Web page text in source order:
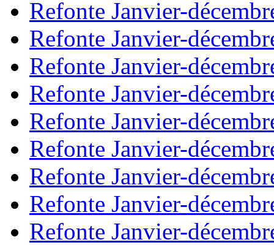
Refonte Janvier-
Refonte Janvier-
Refonte Janvier-
Refonte Janvier-
Refonte Janvier-
Refonte Janvier-
Refonte Janvier-
Refonte Janvier-
Refonte Janvier-